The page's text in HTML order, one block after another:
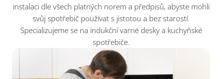
instalaci dle všech platných norem a předpisů, abyste mohli
svůj spotřebič používat s jistotou a bez starostí.
Specializujeme se na indukční varné desky a kuchyňské
spotřebiče.